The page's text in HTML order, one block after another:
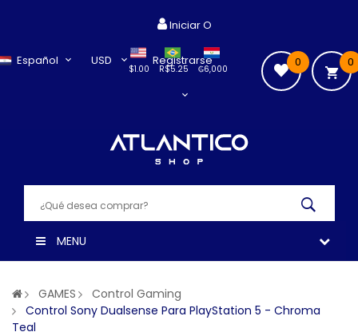
Español USD
$1.00 ₲6,000
R$5.25
Iniciar O
Registrarse 0
0
MENU
GAMES
Control Gaming
Control Sony Dualsense Para PlayStation 5 - Chroma
Teal